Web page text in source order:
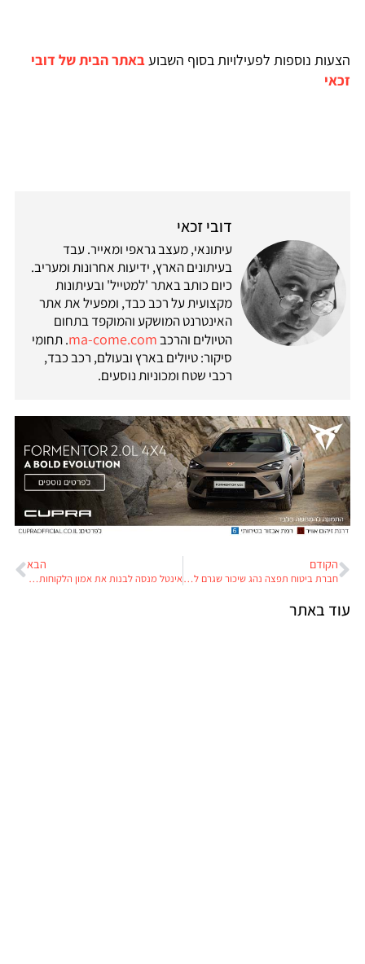
הצעות נוספות לפעילויות בסוף השבועבאתר הבית של דובי
זכאי
דובי זכאי
עיתונאי, מעצב גראפי ומאייר. עבד
בעיתונים הארץ, ידיעות אחרונות ומעריב.
כיום כותב באתר 'למטייל' ובעיתונות
מקצועית על רכב כבד, ומפעיל את אתר
האינטרנט המושקע והמוקפד בתחום
הטיולים והרכבma-come.com. תחומי
סיקור: טיולים בארץ ובעולם, רכב כבד,
רכבי שטח ומכוניות נוסעים.
הקודם
חברת ביטוח תפצה נהג שיכור שגרם לתאונה וברח משוטרים
הבא
אינטל מנסה לבנות את אמון הלקוחות במכונית האוטונומית
עוד באתר